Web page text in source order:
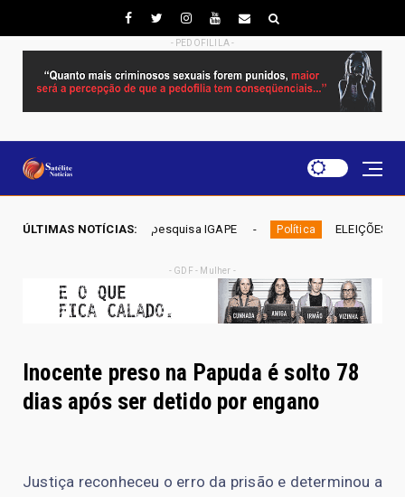
- PEDOFILILA -
ÚLTIMAS NOTÍCIAS:
IGAPE Política ELEIÇÕES DF 2026 - Mobiliza aposta em
- GDF - Mulher -
Inocente preso na Papuda é solto 78
dias após ser detido por engano
Justiça reconheceu o erro da prisão e determinou a